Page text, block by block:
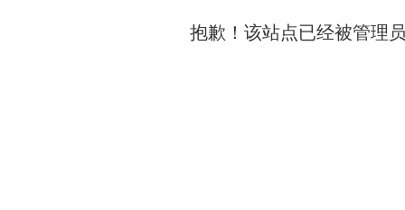
抱歉！该站点已经被管理